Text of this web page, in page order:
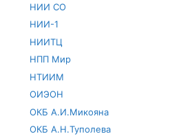
НИИ СО
НИИ-1
НИИТЦ
НПП Мир
НТИИМ
ОИЭОН
ОКБ А.И.Микояна
ОКБ А.Н.Туполева